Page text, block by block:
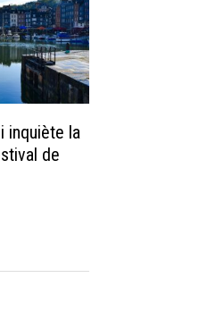
inquiète la
de